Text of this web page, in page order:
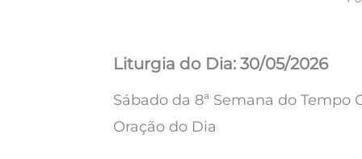
Liturgia do Dia: 30/05/2026
Sábado da 8ª Semana do Tempo
Oração do Dia